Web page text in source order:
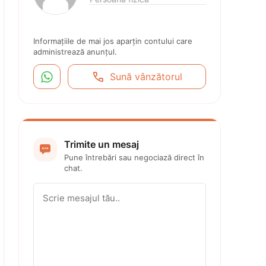
Informațiile de mai jos aparțin contului care
administrează anunțul.
  Sună vânzătorul
 Trimite un mesaj
Pune întrebări sau negociază direct în
chat.